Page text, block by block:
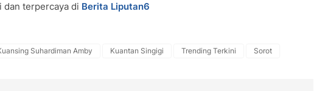
dan terpercaya di Berita Liputan6
Suhardiman Amby Kuantan Singigi Trending Terkini Sorot